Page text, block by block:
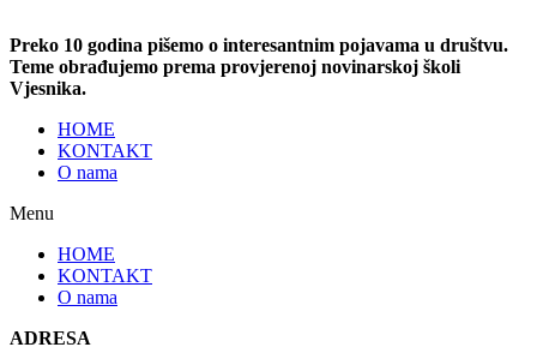
Preko 10 godina pišemo o interesantnim pojavama u društvu.
Teme obrađujemo prema provjerenoj novinarskoj školi
Vjesnika.
HOME
KONTAKT
O nama
Menu
HOME
KONTAKT
O nama
ADRESA